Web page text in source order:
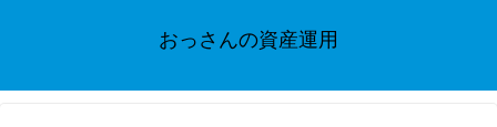
おっさんの資産運用